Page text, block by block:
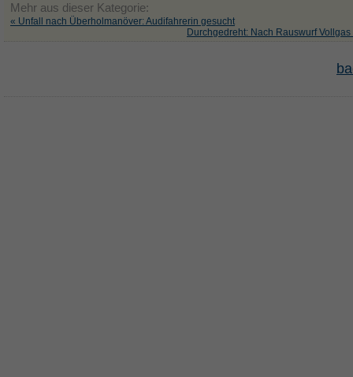
Mehr aus dieser Kategorie:
« Unfall nach Überholmanöver: Audifahrerin gesucht
Durchgedreht: Nach Rauswurf